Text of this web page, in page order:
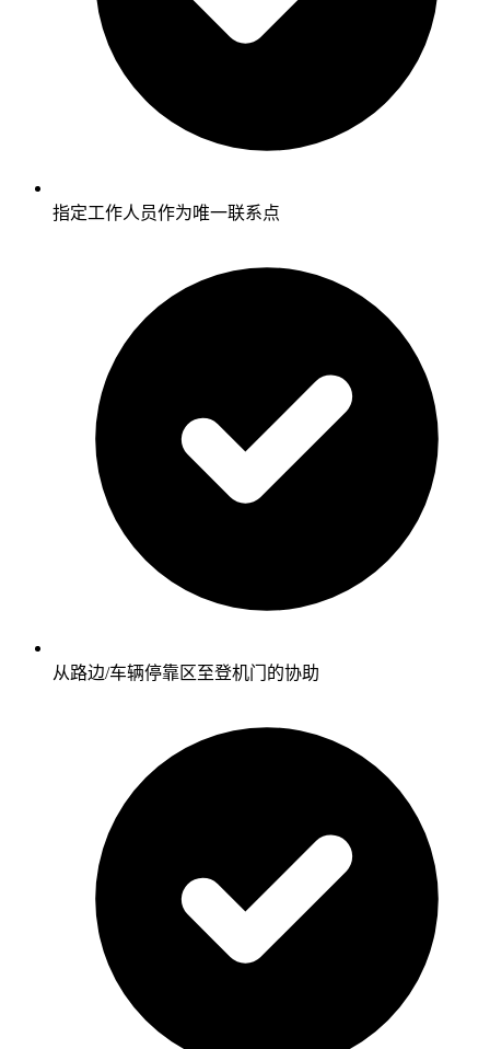
指定工作人员作为唯一联系点
从路边/车辆停靠区至登机门的协助